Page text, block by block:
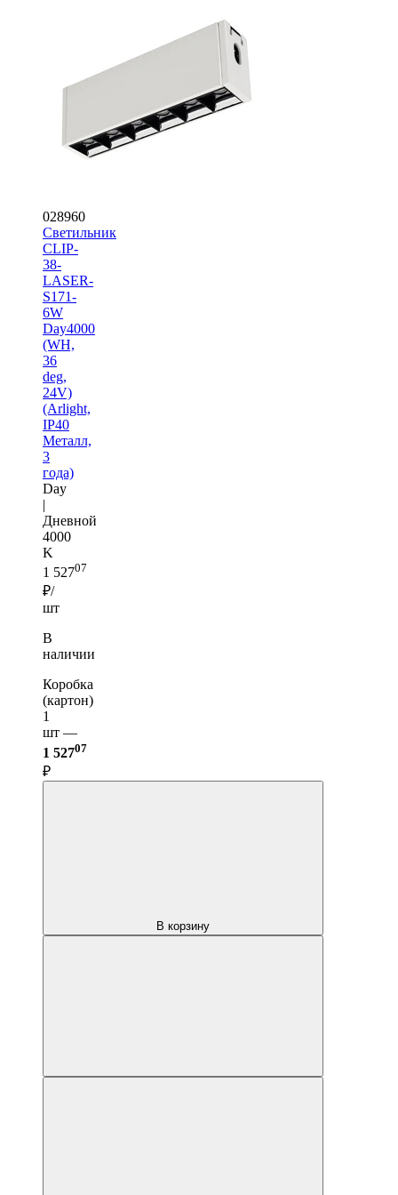
028960
Светильник
CLIP-
38-
LASER-
S171-
6W
Day4000
(WH,
36
deg,
24V)
(Arlight,
IP40
Металл,
3
года)
Day
|
Дневной
4000
K
1 52707
₽/
шт
В
наличии
Коробка
(картон)
1
шт —
1 52707
₽
В корзину